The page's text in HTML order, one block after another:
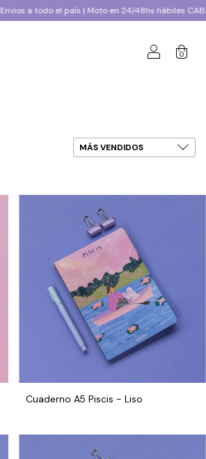
| Moto en 24/48hs hábiles CABA y GBA |
0
Cuaderno A5 Piscis - Liso